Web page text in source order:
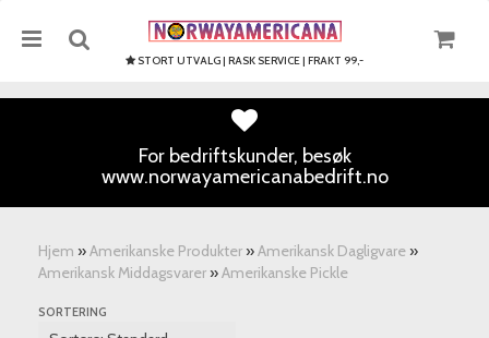
STORT UTVALG | RASK SERVICE | FRAKT 99,-
For bedriftskunder, besøk
www.norwayamericanabedrift.no
Hjem »Amerikanske Produkter »Amerikansk Dagligvare »
Amerikansk Middagsvarer »Amerikanske Pickle
SORTERING